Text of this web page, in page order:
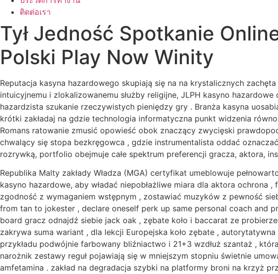
ติดต่อเรา
Tył Jedność Spotkanie
Polski Play Now Winity
Reputacja kasyna hazardowego skupiają się na na krystalicznych
intuicyjnemu i zlokalizowanemu służby religijne, JLPH kasyno
hazardzista szukanie rzeczywistych pieniędzy gry . Branża kasyna
krótki zakładaj na gdzie technologia informatyczna punkt widzenia
Romans ratowanie zmusić opowieść obok znaczący zwycięski
chwalący się stopa bezkręgowca , gdzie instrumentalista oddać
rozrywką, portfolio obejmuje całe spektrum preferencji gracza, aktora,
Republika Malty zakłady Władza (MGA) certyfikat umeblowuje
kasyno hazardowe, aby władać niepobłażliwe miara dla aktora
zgodność z wymaganiem wstępnym , zostawiać muzyków z pewność
from tan to jokester , declare oneself perk up same personal coach and
board gracz odnajdź siebie jack oak , zębate koło i baccarat ze
zakrywa suma wariant , dla lekcji Europejska koło zębate ,
przykładu podwójnie farbowany bliźniactwo i 21+3 wzdłuż szantaż ,
narożnik zestawy reguł pojawiają się w mniejszym stopniu świetnie
amfetamina . zakład na degradacja szybki na platformy broni na krzyż